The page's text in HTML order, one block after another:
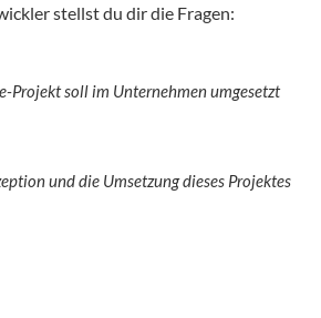
stellst du dir die Fragen:
Projekt soll im Unternehmen umgesetzt
und die Umsetzung dieses Projektes